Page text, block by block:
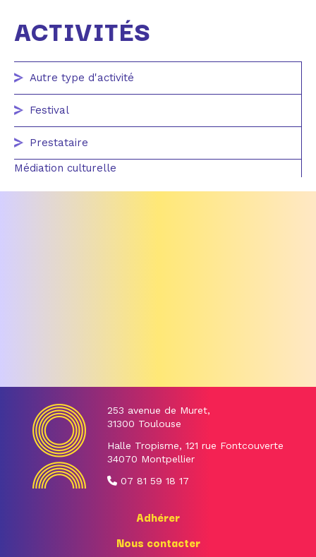
ACTIVITÉS
Autre type d'activité
Festival
Prestataire
Médiation culturelle
253 avenue de Muret,
31300 Toulouse
Halle Tropisme, 121 rue Fontcouverte
34070 Montpellier
07 81 59 18 17
Adhérer
Nous contacter